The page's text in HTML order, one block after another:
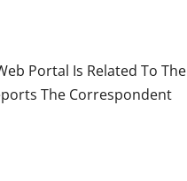
Portal Is Related To The
The Correspondent